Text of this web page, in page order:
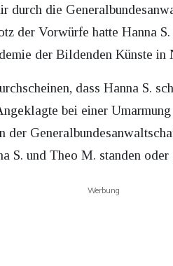
durch die
der Vorwürfe hatte Hanna
der Bildenden Künste
dass Hanna S.
bei einer
der
S. und Theo M. standen
Werbung